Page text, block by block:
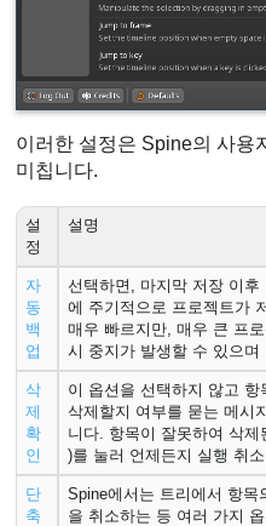
이러한 설정은 Spine의 사용
미칩니다.
설
정
설명
자
동
백
업
선택하면, 마지막 저장 이
에 주기적으로 프로젝트가
매우 빠르지만, 매우 큰 프
시 중지가 발생할 수 있으며
삭
제
확
인
이 옵션을 선택하지 않고
삭제할지 여부를 묻는 메시
니다. 항목이 잘못하여 삭제
)를 눌러 언제든지 실행 취
단
축
Spine에서는 트리에서 항목
을 취소하는 등 여러 가지